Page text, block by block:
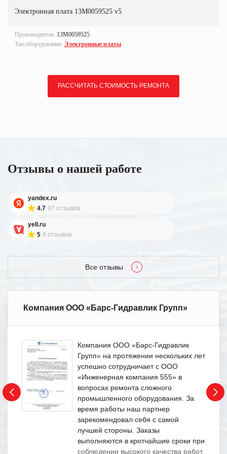
Электронная плата 13M0059525 v5
Производитель: 13M0059525
Тип оборудования: Электронные платы
РАССЧИТАТЬ СТОИМОСТЬ РЕМОНТА
Отзывы о нашей работе
yandex.ru
4.7 97 отзывов
yell.ru
5 9 отзывов
Все отзывы
Компания ООО «Барс-Гидравлик Групп»
Компания ООО «Барс-Гидравлик
Групп» на протяжении нескольких лет
успешно сотрудничает с ООО
«Инженерная компания 555» в
вопросах ремонта сложного
промышленного оборудования. За
время работы наш партнер
зарекомендовал себя с самой
лучшей стороны. Заказы
выполняются в кротчайшие сроки при
соблюдении высокого качества работ.